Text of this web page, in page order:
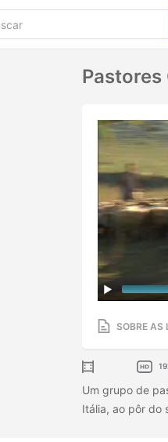
Pastores
SOBRE AS
Um grupo de
Itália, ao pôr do